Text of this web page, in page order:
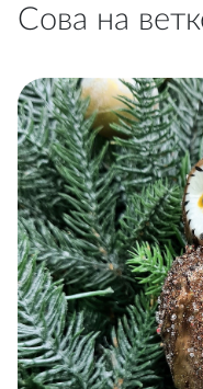
Сова на